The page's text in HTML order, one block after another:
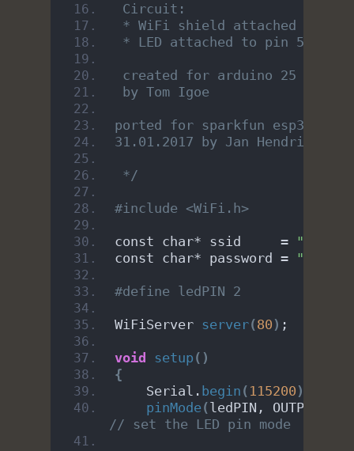
Circuit:
* WiFi shield attached
* LED attached to pin 5
created for arduino 25 Nov
by Tom Igoe
ported for sparkfun esp32
31.01.2017 by Jan Hendrik
*/
#include <WiFi.h>
const char* ssid     =
const char* password =
#define ledPIN 2
WiFiServer server(80 ) ;
void setup ()
{
    Serial.
begin ( 115200 )
pinMode(ledPIN, OUTPUT
// set the LED pin mode